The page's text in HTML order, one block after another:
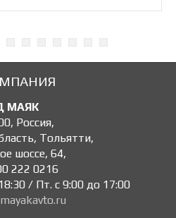
МАЯК
, Россия,
Тольятти,
шоссе, 64,
222 0216
/ Пт. с 9:00 до 17:00